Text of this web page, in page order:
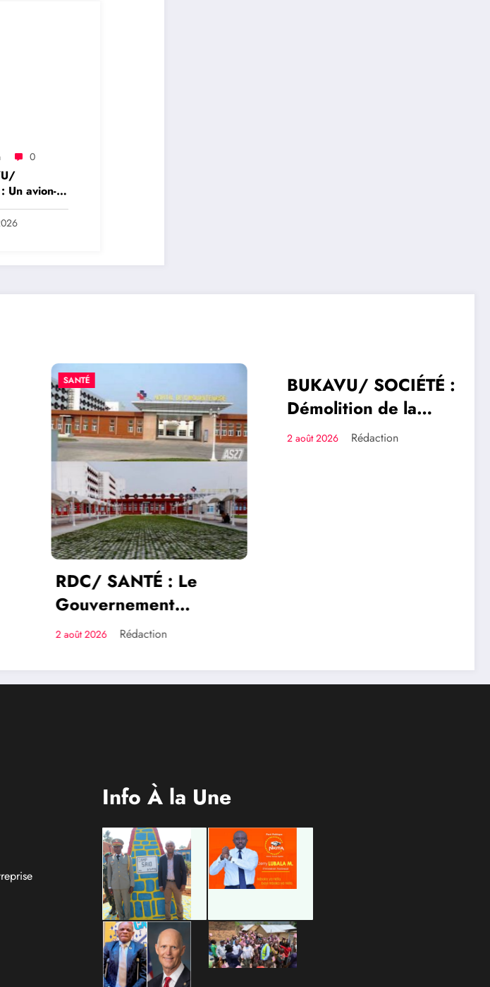
0
Un avion-
Congo
SANTÉ
RDC/ SANTÉ : Le
Gouvernement
transforme l’Hôpital du
Centre Hospitalier
2 août 2026 Rédaction
SOCIÉTÉ
BUKAVU/ SOCIÉTÉ :
Démolition de la
Paroisse de l’église
2 août 2026 Rédaction
Info À la Une